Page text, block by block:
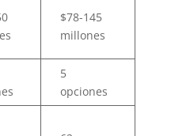
$78-145
millones
5
opciones